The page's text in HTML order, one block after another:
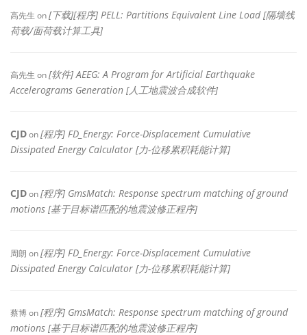
高先生 on[下载][程序] PELL: Partitions Equivalent Line Load [隔墙线
荷载/面荷载计算工具]
高先生 on[软件] AEEG: A Program for Artificial Earthquake
Accelerograms Generation [人工地震波合成软件]
CJDon[程序] FD_Energy: Force-Displacement Cumulative
Dissipated Energy Calculator [力-位移累积耗能计算]
CJDon[程序] GmsMatch: Response spectrum matching of ground
motions [基于目标谱匹配的地震波修正程序]
周朗 on[程序] FD_Energy: Force-Displacement Cumulative
Dissipated Energy Calculator [力-位移累积耗能计算]
蔡博on[程序] GmsMatch: Response spectrum matching of ground
motions [基于目标谱匹配的地震波修正程序]